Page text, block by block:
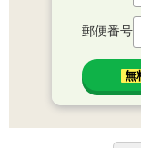
郵便番号
無